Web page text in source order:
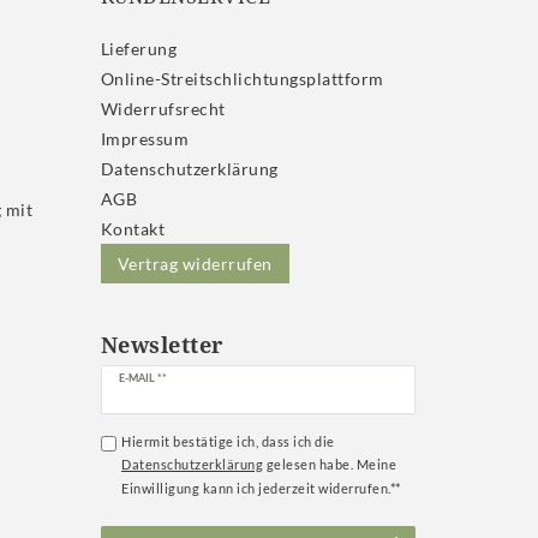
mit
Lieferung
Online-Streitschlichtungsplattform
Widerrufs­recht
Impressum
Daten­schutz­erklärung
AGB
Kontakt
Vertrag widerrufen
Newsletter
E-MAIL **
Newsletter
Honig
Hiermit bestätige ich, dass ich die
Daten­schutz­erklärung gelesen habe. Meine
Einwilligung kann ich jederzeit widerrufen.**